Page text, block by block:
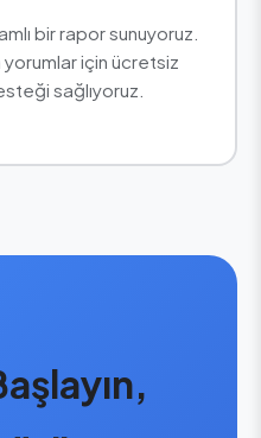
bir rapor sunuyoruz.
için ücretsiz
sağlıyoruz.